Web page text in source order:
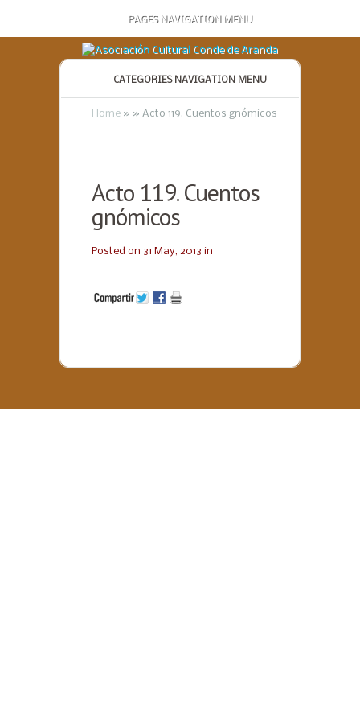
PAGES NAVIGATION MENU
CATEGORIES NAVIGATION MENU
Home » » Acto 119. Cuentos gnómicos
Acto 119. Cuentos
gnómicos
Posted on 31 May, 2013 in